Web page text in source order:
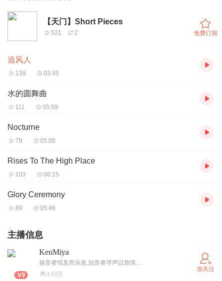
【天门】Short Pieces
521 2 免费订阅
追风人
139 03:45
水的圆舞曲
111 05:59
Nocturne
79 05:00
Rises To The High Place
103 06:15
Glory Ceremony
89 05:46
主播信息
KenMiya
操音者情及而乐发,知音者寻声以致情....
4.93万
加关注